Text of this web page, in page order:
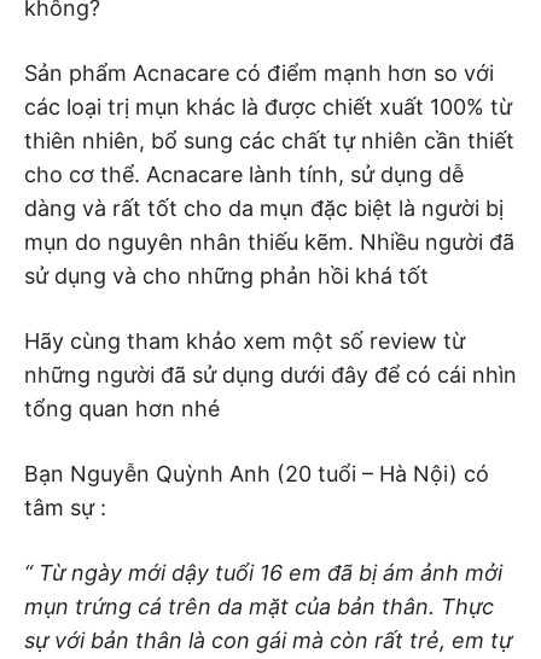
không?
Sản phẩm Acnacare có điểm mạnh hơn so với
các loại trị mụn khác là được chiết xuất 100% từ
thiên nhiên, bổ sung các chất tự nhiên cần thiết
cho cơ thể. Acnacare lành tính, sử dụng dễ
dàng và rất tốt cho da mụn đặc biệt là người bị
mụn do nguyên nhân thiếu kẽm. Nhiều người đã
sử dụng và cho những phản hồi khá tốt
Hãy cùng tham khảo xem một số review từ
những người đã sử dụng dưới đây để có cái nhìn
tổng quan hơn nhé
Bạn Nguyễn Quỳnh Anh (20 tuổi – Hà Nội) có
tâm sự :
“ Từ ngày mới dậy tuổi 16 em đã bị ám ảnh mởi
mụn trứng cá trên da mặt của bản thân. Thực
sự với bản thân là con gái mà còn rất trẻ, em tự